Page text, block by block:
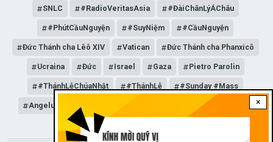
×
SNLC #RadioVeritasAsia #ĐàiChânLýÁChâu
#PhútCầuNguyện #SuyNiệm #CầuNguyện
Đức Thánh cha Lêô XIV Vatican Đức Thánh cha Phanxicô
Ucraina Đức Israel Gaza Pietro Parolin
#ThánhLễChúaNhật #ThánhLễ #Sunday #Mass
Angelus Đức Giáo hoàng Lêô XIV General Audience
STAY CONNECTED WITH US!